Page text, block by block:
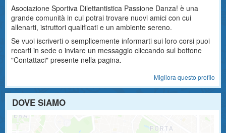
Asociazione Sportiva Dilettantistica Passione Danza! è una
grande comunità in cui potrai trovare nuovi amici con cui
allenarti, istruttori qualificati e un ambiente sereno.
Se vuoi iscriverti o semplicemente informarti sui loro corsi puoi
recarti in sede o inviare un messaggio cliccando sul bottone
"Contattaci" presente nella pagina.
Migliora questo profilo
DOVE SIAMO